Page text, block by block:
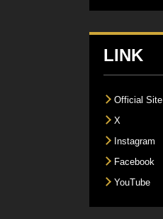
LINK
Official Site
X
Instagram
Facebook
YouTube